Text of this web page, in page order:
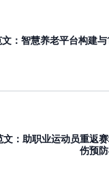
：智慧养老平台构建
：助职业运动员重返
伤预